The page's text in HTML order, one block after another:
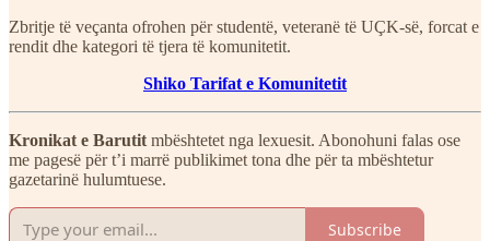
Zbritje të veçanta ofrohen për studentë, veteranë të UÇK-së, forcat e
rendit dhe kategori të tjera të komunitetit.
Shiko Tarifat e Komunitetit
Kronikat e Barutit mbështetet nga lexuesit. Abonohuni falas ose
me pagesë për t’i marrë publikimet tona dhe për ta mbështetur
gazetarinë hulumtuese.
Subscribe